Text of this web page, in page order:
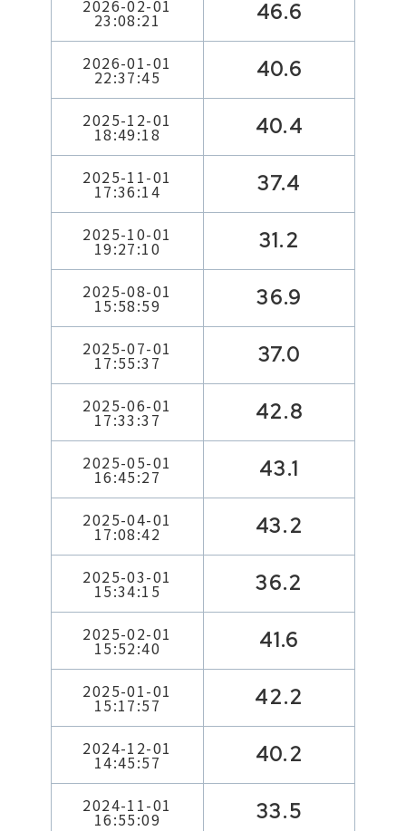
2026-02-01
23:08:21 46.6
2026-01-01
22:37:45 40.6
2025-12-01
18:49:18 40.4
2025-11-01
17:36:14 37.4
2025-10-01
19:27:10 31.2
2025-08-01
15:58:59 36.9
2025-07-01
17:55:37 37.0
2025-06-01
17:33:37 42.8
2025-05-01
16:45:27 43.1
2025-04-01
17:08:42 43.2
2025-03-01
15:34:15 36.2
2025-02-01
15:52:40 41.6
2025-01-01
15:17:57 42.2
2024-12-01
14:45:57 40.2
2024-11-01
16:55:09 33.5